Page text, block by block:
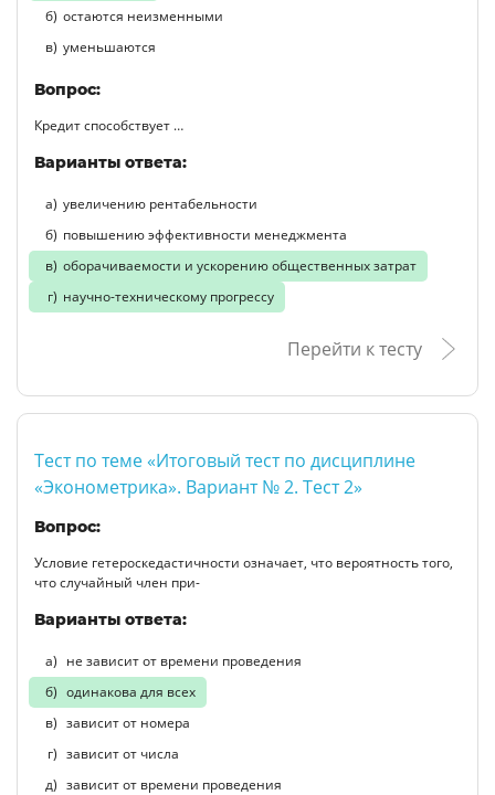
остаются неизменными
уменьшаются
Вопрос:
Кредит способствует …
Варианты ответа:
увеличению рентабельности
повышению эффективности менеджмента
оборачиваемости и ускорению общественных затрат
научно-техническому прогрессу
Перейти к тесту
Тест по теме «Итоговый тест по дисциплине
«Эконометрика». Вариант № 2. Тест 2»
Вопрос:
Условие гетероскедастичности означает, что вероятность того,
что случайный член при-
Варианты ответа:
не зависит от времени проведения
одинакова для всех
зависит от номера
зависит от числа
зависит от времени проведения